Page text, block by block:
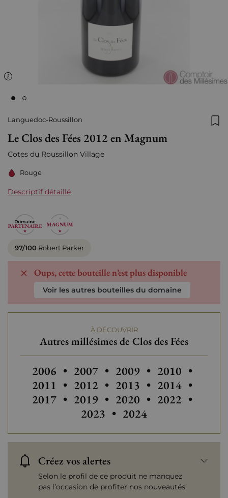
Languedoc-Roussillon
Le Clos des Fées 2012 en Magnum
Cotes du Roussillon Village
Rouge
Descriptif détaillé
97/100 Robert Parker
Oups, cette bouteille n’est plus disponible
Voir les autres bouteilles du domaine
À DÉCOUVRIR
Autres millésimes de Clos des Fées
Autres millésimes de Clos des Fées
2006 • Autres millésimes de Clos des
2007 • Autres millésimes de
2009 • Autres
2010 •
2011 • Autres millésimes de Clos des
2012 • Autres millésimes de
2013 • Autres
2014 •
2017 • 2019 • 2020 • 2022 •
2023 • 2024
Créez vos alertes
Selon le profil de ce produit ne manquez
pas l’occasion de profiter nos nouveautés